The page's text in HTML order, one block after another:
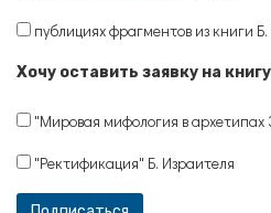
публициях фрагментов из книги
Хочу оставить заявку на книгу
"Мировая мифология в
"Ректификация" Б. Израителя